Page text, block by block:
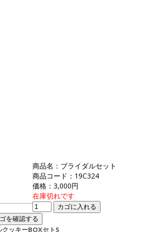
商品名：ブライダルセット
商品コード：19C324
価格：3,000円
在庫切れです
クッキーBOXセトS